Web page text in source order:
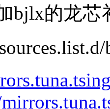
bjlx的龙芯